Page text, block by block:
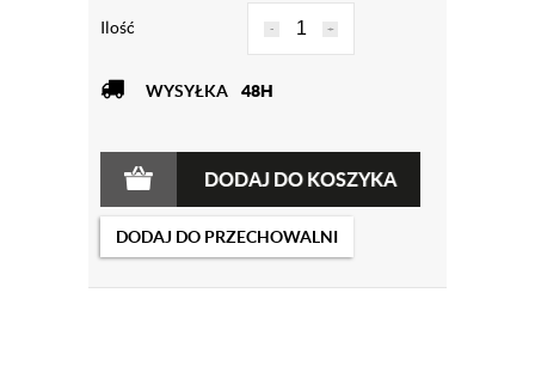
Ilość - +
WYSYŁKA 48H
DODAJ DO KOSZYKA
DODAJ DO PRZECHOWALNI